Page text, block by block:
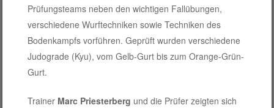
Prüfungsteams neben den wichtigen Fallübungen,
verschiedene Wurftechniken sowie Techniken des
Bodenkampfs vorführen. Geprüft wurden verschiedene
Judograde (Kyu), vom Gelb-Gurt bis zum Orange-Grün-
Gurt.
Trainer Marc Priesterberg und die Prüfer zeigten sich